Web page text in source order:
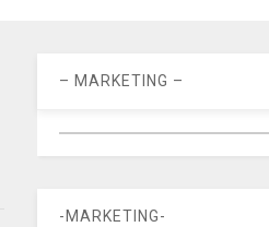
– MARKETING –
-MARKETING-